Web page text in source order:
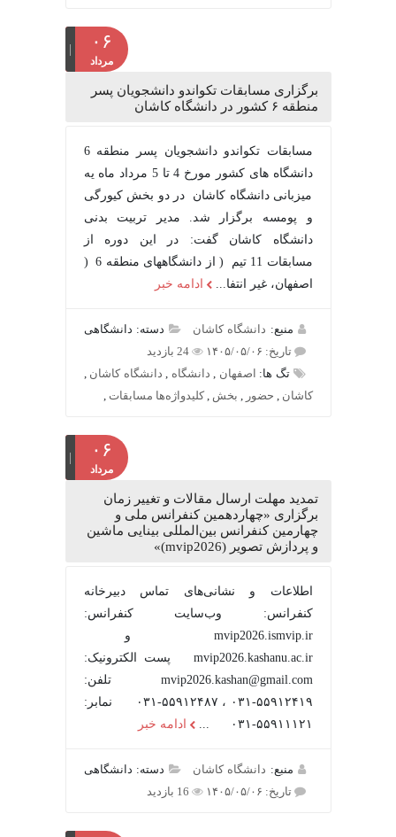
۰۶
مرداد
برگزاری مسابقات تکواندو دانشجویان پسر
منطقه ۶ کشور در دانشگاه کاشان
مسابقات تکواندو دانشجویان پسر منطقه 6
دانشگاه های کشور مورخ 4 تا 5 مرداد ماه یه
میزبانی دانشگاه کاشان در دو بخش کیورگی
و پومسه برگزار شد. مدیر تربیت بدنی
دانشگاه کاشان گفت: در این دوره از
مسابقات 11 تیم ( از دانشگاههای منطقه 6 (
اصفهان، غیر انتفا...
ادامه خبر
منبع:دانشگاه کاشان
دسته: دانشگاهی
تاریخ: ۱۴۰۵/۰۵/۰۶
24 بازدید
تگ ها: اصفهان ,دانشگاه,دانشگاه کاشان,
,حضور ,بخش , کلیدواژه‌ها مسابقات,
۰۶
مرداد
تمدید مهلت ارسال مقالات و تغییر زمان
برگزاری «چهاردهمین کنفرانس ملی و
چهارمین کنفرانس بین‌المللی بینایی ماشین
و پردازش تصویر (mvip2026)»
اطلاعات و نشانی‌های تماس دبیرخانه
کنفرانس: وب‌سایت کنفرانس:
mvip2026.ismvip.ir و
mvip2026.kashanu.ac.ir پست الکترونیک:
mvip2026.kashan@gmail.com تلفن:
۵۵۹۱۲۴۱۹-۰۳۱ ، ۵۵۹۱۲۴۸۷-۰۳۱ نمابر:
۵۵۹۱۱۱۲۱-۰۳۱ ...
ادامه خبر
منبع:دانشگاه کاشان
دسته: دانشگاهی
تاریخ: ۱۴۰۵/۰۵/۰۶
16 بازدید